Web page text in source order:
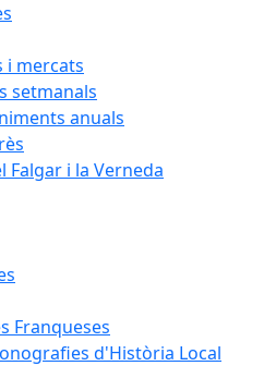
i mercats
setmanals
anuals
Falgar i la Verneda
Franqueses
d'Història Local